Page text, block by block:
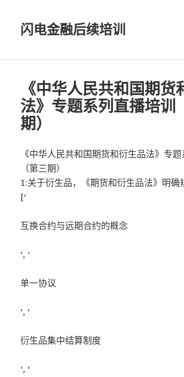
闪电金融后续培训
《中华人民共和国期货
法》专题系列直播培训
期）
《中华人民共和国期货和衍生品法》专
（第三期）
1:关于衍生品，《期货和衍生品法》明确
[‘
互换合约与远期合约的概念
‘, ‘
单一协议
‘, ‘
衍生品集中结算制度
‘, ‘